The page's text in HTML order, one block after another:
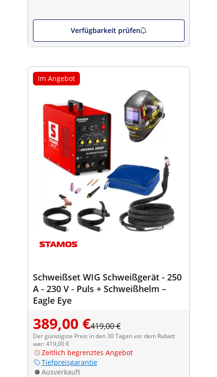
Verfügbarkeit prüfen
Im Angebot
Schweißset WIG Schweißgerät - 250
A - 230 V - Puls + Schweißhelm –
Eagle Eye
389,00 €419,00 €
Der günstigste Preis in den 30 Tagen vor dem Rabatt
war: 419,00 €
Zeitlich begrenztes Angebot
Tiefpreisgarantie
Ausverkauft